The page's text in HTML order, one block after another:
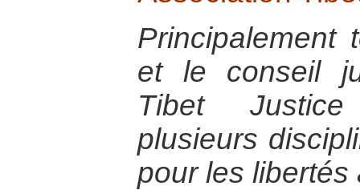
Principalement
et le conseil
Tibet
plusieurs
pour les libertés